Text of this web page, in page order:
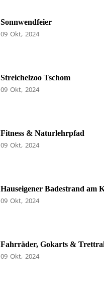
Sonnwendfeier
09 Okt 2024
Streichelzoo Tschom
09 Okt 2024
Fitness & Naturlehrpfad
09 Okt 2024
Hauseigener Badestrand am
09 Okt 2024
Fahrräder, Gokarts &
09 Okt 2024